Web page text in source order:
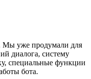
Мы уже продумали для
диалога, систему
специальные функции
бота.